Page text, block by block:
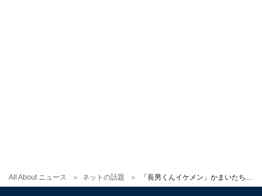
All About ニュース ネットの話題